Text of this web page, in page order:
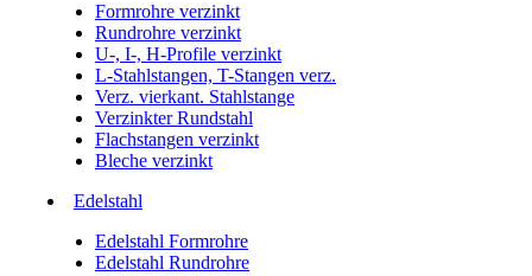
Formrohre verzinkt
Rundrohre verzinkt
U-, I-, H-Profile verzinkt
L-Stahlstangen, T-Stangen verz.
Verz. vierkant. Stahlstange
Verzinkter Rundstahl
Flachstangen verzinkt
Bleche verzinkt
Edelstahl
Edelstahl Formrohre
Edelstahl Rundrohre